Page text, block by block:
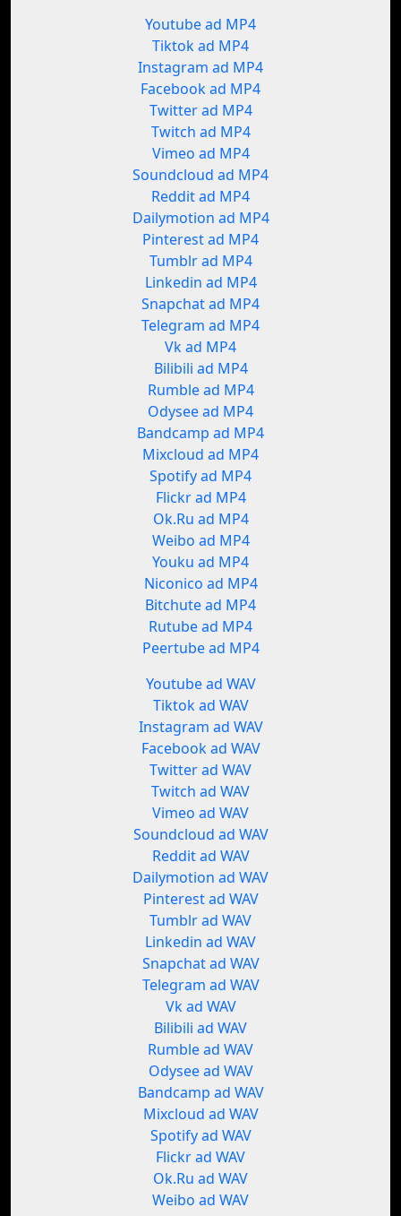
Youtube ad MP4
Tiktok ad MP4
Instagram ad MP4
Facebook ad MP4
Twitter ad MP4
Twitch ad MP4
Vimeo ad MP4
Soundcloud ad MP4
Reddit ad MP4
Dailymotion ad MP4
Pinterest ad MP4
Tumblr ad MP4
Linkedin ad MP4
Snapchat ad MP4
Telegram ad MP4
Vk ad MP4
Bilibili ad MP4
Rumble ad MP4
Odysee ad MP4
Bandcamp ad MP4
Mixcloud ad MP4
Spotify ad MP4
Flickr ad MP4
Ok.Ru ad MP4
Weibo ad MP4
Youku ad MP4
Niconico ad MP4
Bitchute ad MP4
Rutube ad MP4
Peertube ad MP4
Youtube ad WAV
Tiktok ad WAV
Instagram ad WAV
Facebook ad WAV
Twitter ad WAV
Twitch ad WAV
Vimeo ad WAV
Soundcloud ad WAV
Reddit ad WAV
Dailymotion ad WAV
Pinterest ad WAV
Tumblr ad WAV
Linkedin ad WAV
Snapchat ad WAV
Telegram ad WAV
Vk ad WAV
Bilibili ad WAV
Rumble ad WAV
Odysee ad WAV
Bandcamp ad WAV
Mixcloud ad WAV
Spotify ad WAV
Flickr ad WAV
Ok.Ru ad WAV
Weibo ad WAV